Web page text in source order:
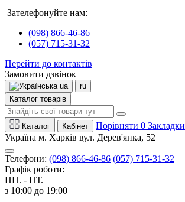
Зателефонуйте нам:
(098) 866-46-86
(057) 715-31-32
Перейти до контактів
Замовити дзвінок
ua
ru
Каталог товарів
Каталог Кабінет Порівняти 0 Закладки
Україна м. Харків вул. Дерев'янка, 52
Телефони: (098) 866-46-86 (057) 715-31-32
Графік роботи:
ПН. - ПТ.
з 10:00 до 19:00